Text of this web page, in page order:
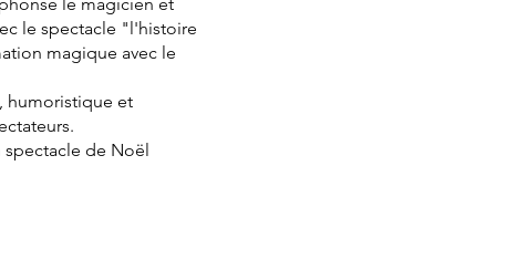
le spectacle "l'histoire
magique avec le
humoristique et
spectacle de Noël